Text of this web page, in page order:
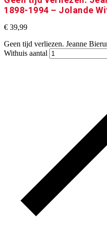
1898-1994 – Jolande
€ 39,99
Geen tijd verliezen. Jeanne
Withuis aantal